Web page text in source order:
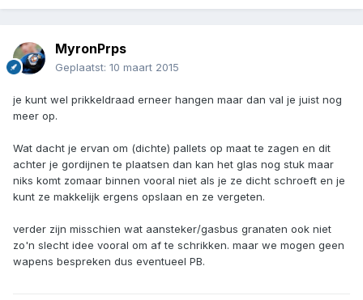
MyronPrps
Geplaatst: 10 maart 2015
je kunt wel prikkeldraad erneer hangen maar dan val je juist nog
meer op.
Wat dacht je ervan om (dichte) pallets op maat te zagen en dit
achter je gordijnen te plaatsen dan kan het glas nog stuk maar
niks komt zomaar binnen vooral niet als je ze dicht schroeft en je
kunt ze makkelijk ergens opslaan en ze vergeten.
verder zijn misschien wat aansteker/gasbus granaten ook niet
zo'n slecht idee vooral om af te schrikken. maar we mogen geen
wapens bespreken dus eventueel PB.